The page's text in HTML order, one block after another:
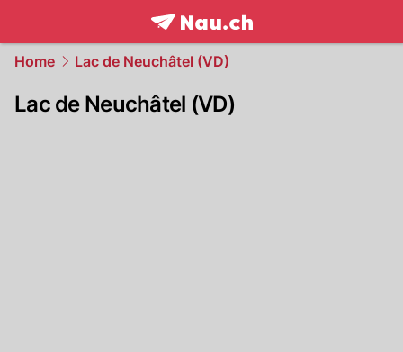
frontpage.NAU.ch
Home Lac de Neuchâtel (VD)
Lac de Neuchâtel (VD)